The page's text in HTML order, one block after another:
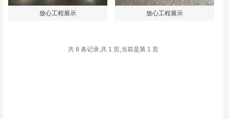
放心工程展示 放心工程展示
共 8 条记录,共 1 页,当前是第 1 页